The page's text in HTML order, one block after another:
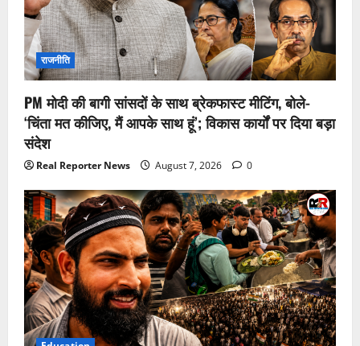
राजनीति
PM मोदी की बागी सांसदों के साथ ब्रेकफास्ट मीटिंग, बोले-
‘चिंता मत कीजिए, मैं आपके साथ हूं’; विकास कार्यों पर दिया बड़ा
संदेश
Real Reporter News August 7, 2026 0